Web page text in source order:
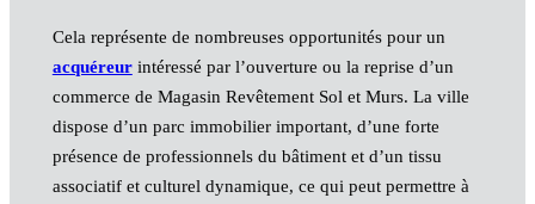
Cela représente de nombreuses opportunités pour un
acquéreurintéressé par l’ouverture ou la reprise d’un
commerce de Magasin Revêtement Sol et Murs. La ville
dispose d’un parc immobilier important, d’une forte
présence de professionnels du bâtiment et d’un tissu
associatif et culturel dynamique, ce qui peut permettre à